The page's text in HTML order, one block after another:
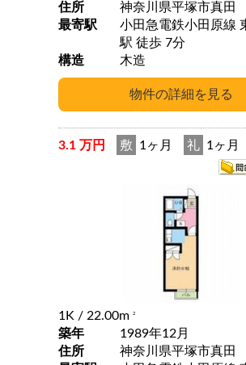
住所
神奈川県平塚市真田
最寄駅
小田急電鉄小田原線
駅 徒歩 7分
構造
木造
3.1 万円 敷 1ヶ月 礼 1ヶ月
1K / 22.00m 2
築年
1989年12月
住所
神奈川県平塚市真田